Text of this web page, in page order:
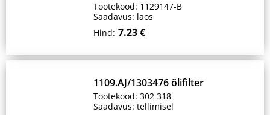
Tootekood: 1129147-B
Saadavus: laos
Hind: 7.23 €
1109.AJ/1303476 õlifilter
Tootekood: 302 318
Saadavus: tellimisel